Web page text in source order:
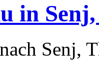
in
Senj,